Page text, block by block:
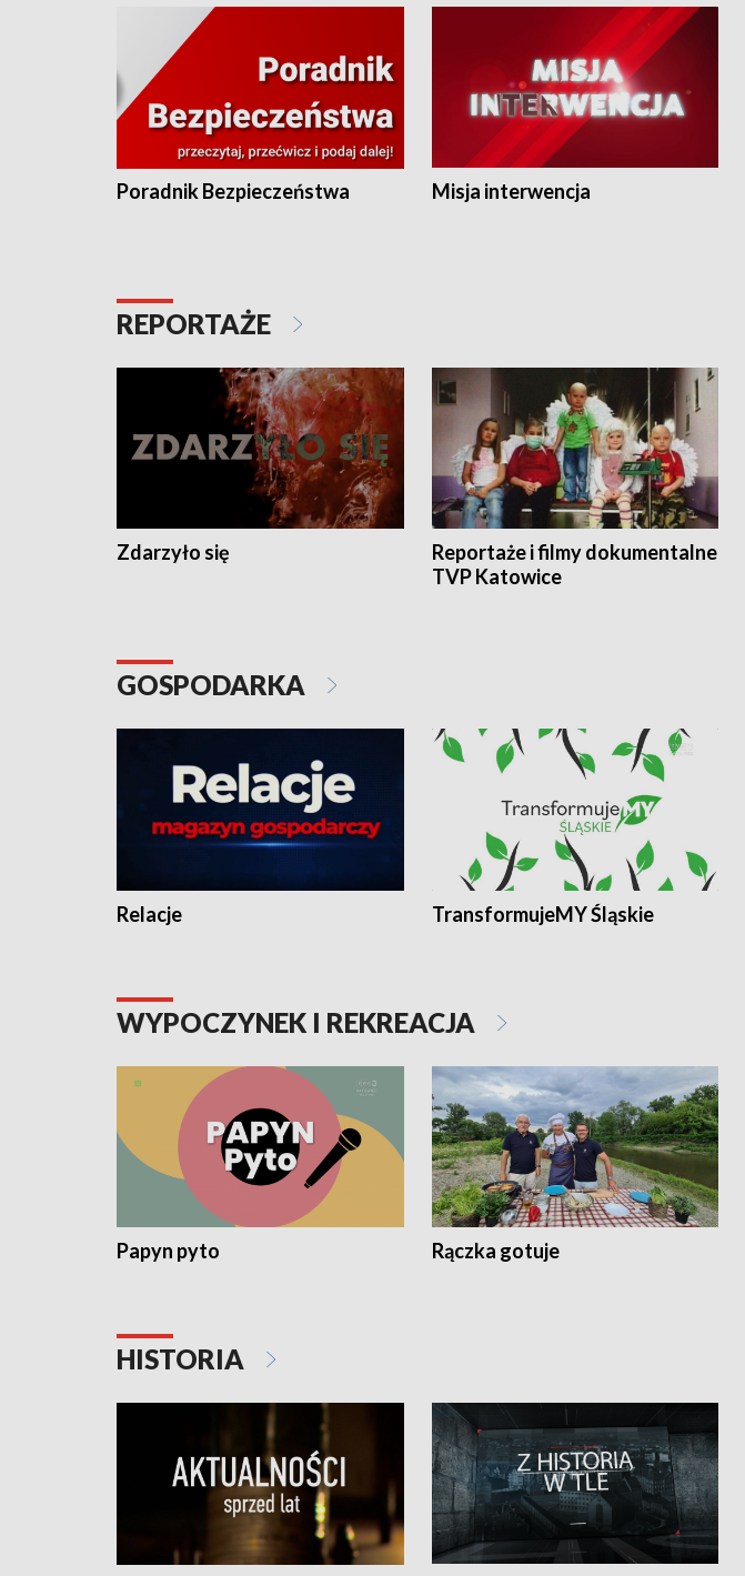
Poradnik Bezpieczeństwa Misja interwencja
REPORTAŻE
Zdarzyło się
Reportaże i filmy dokumentalne
TVP Katowice
GOSPODARKA
Relacje TransformujeMY Śląskie
WYPOCZYNEK I REKREACJA
Papyn pyto Rączka gotuje
HISTORIA